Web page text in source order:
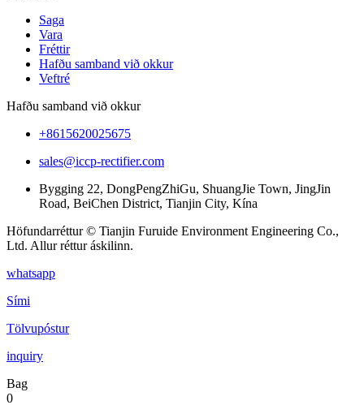
Saga
Vara
Fréttir
Hafðu samband við okkur
Veftré
Hafðu samband við okkur
+8615620025675
sales@iccp-rectifier.com
Bygging 22, DongPengZhiGu, ShuangJie Town, JingJin
Road, BeiChen District, Tianjin City, Kína
Höfundarréttur © Tianjin Furuide Environment Engineering Co.,
Ltd. Allur réttur áskilinn.
whatsapp
Sími
Tölvupóstur
inquiry
Bag
0